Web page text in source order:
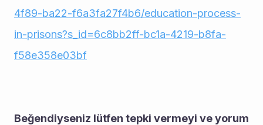
4f89-ba22-f6a3fa27f4b6/education-process-
in-prisons?s_id=6c8bb2ff-bc1a-4219-b8fa-
f58e358e03bf
Beğendiyseniz lütfen tepki vermeyi ve yorum